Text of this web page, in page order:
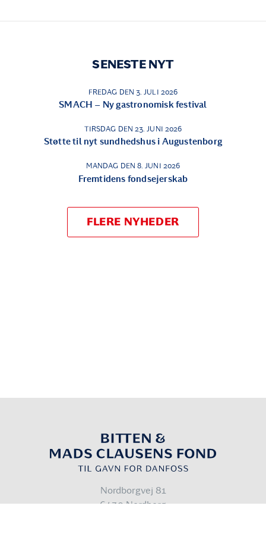
SENESTE NYT
FREDAG DEN 3. JULI 2026
SMACH – Ny gastronomisk festival
TIRSDAG DEN 23. JUNI 2026
Støtte til nyt sundhedshus i Augustenborg
MANDAG DEN 8. JUNI 2026
Fremtidens fondsejerskab
FLERE NYHEDER
Nordborgvej 81
6430 Nordborg